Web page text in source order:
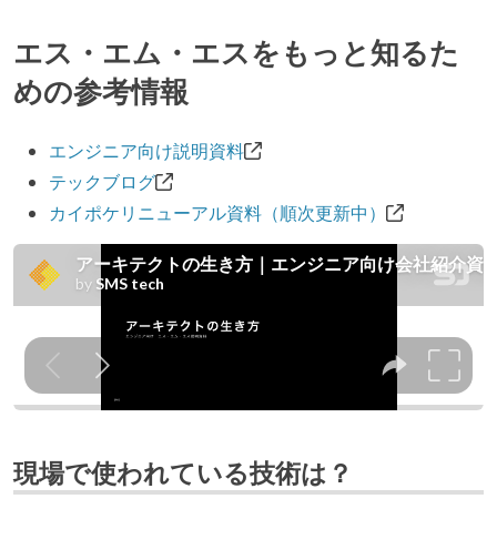
エス・エム・エスをもっと知るた
めの参考情報
エンジニア向け説明資料
テックブログ
カイポケリニューアル資料（順次更新中）
現場で使われている技術は？